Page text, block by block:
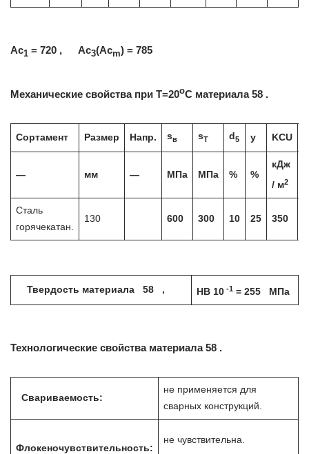
Ac1 = 720 , Ac3(Acm) = 785
Механические свойства при Т=20oС материала 58 .
Сортамент Размер Напр. sв sT d 5 y KCU
— мм — МПа МПа % %
кДж
/ м2
Сталь
горячекатан.
130 600 300 10 25 350
Твердость материала 58 , HB 10 -1= 255 МПа
Технологические свойства материала 58 .
Свариваемость:
не применяется для
сварных конструкций.
Флокеночувствительность:
не чувствительна.